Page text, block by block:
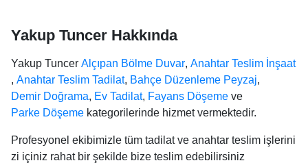
Yakup Tuncer Hakkında
Yakup Tuncer Alçıpan Bölme Duvar, Anahtar Teslim İnşaat
, Anahtar Teslim Tadilat, Bahçe Düzenleme Peyzaj,
Demir Doğrama, Ev Tadilat, Fayans Döşeme ve
Parke Döşeme kategorilerinde hizmet vermektedir.
Profesyonel ekibimizle tüm tadilat ve anahtar teslim işlerini
zi içiniz rahat bir şekilde bize teslim edebilirsiniz